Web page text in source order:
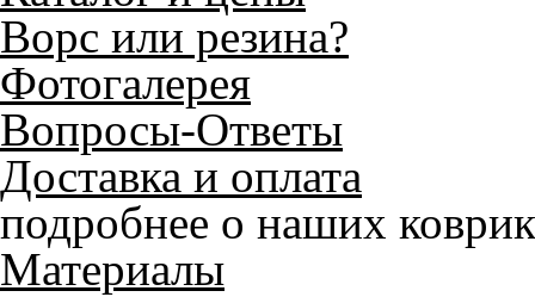
Ворс или резина?
Фотогалерея
Вопросы-Ответы
Доставка и оплата
подробнее о наших
Материалы